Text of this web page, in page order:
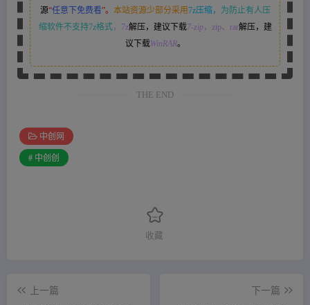
源“任意下免费看”。 本站资源少部分采用7z压缩，
为防止有人压
缩软件不支持7z格式，7z解压，建议下载7-zip，zip、rar解压，建
议下载WinRAR。
THE END
中创网
# 中创创
收藏
上一篇
下一篇